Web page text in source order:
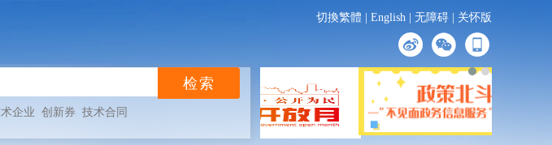
企业 创新券 技术合同
切換繁體 English 无障碍 关怀版